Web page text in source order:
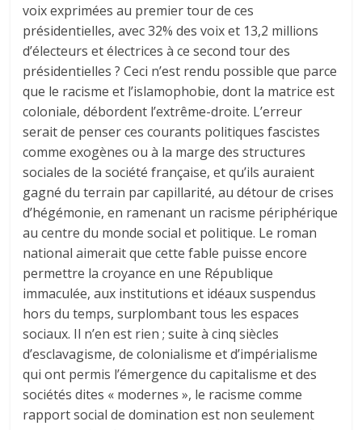
voix exprimées au premier tour de ces
présidentielles, avec 32% des voix et 13,2 millions
d’électeurs et électrices à ce second tour des
présidentielles ? Ceci n’est rendu possible que parce
que le racisme et l’islamophobie, dont la matrice est
coloniale, débordent l’extrême-droite. L’erreur
serait de penser ces courants politiques fascistes
comme exogènes ou à la marge des structures
sociales de la société française, et qu’ils auraient
gagné du terrain par capillarité, au détour de crises
d’hégémonie, en ramenant un racisme périphérique
au centre du monde social et politique. Le roman
national aimerait que cette fable puisse encore
permettre la croyance en une République
immaculée, aux institutions et idéaux suspendus
hors du temps, surplombant tous les espaces
sociaux. Il n’en est rien ; suite à cinq siècles
d’esclavagisme, de colonialisme et d’impérialisme
qui ont permis l’émergence du capitalisme et des
sociétés dites « modernes », le racisme comme
rapport social de domination est non seulement